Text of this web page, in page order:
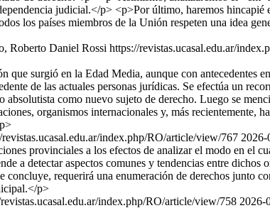
judicial.</p> <p>Por último, haremos
los países miembros de la Unión respeten una idea
Roberto Daniel Rossi https://revistas.ucasal.edu.ar/
que surgió en la Edad Media, aunque con antecedentes
de las actuales personas jurídicas. Se efectúa un
como nuevo sujeto de derecho. Luego se
organismos internacionales y, más recientemente,
revistas.ucasal.edu.ar/index.php/RO/article/view/767
provinciales a los efectos de analizar el modo en el
a detectar aspectos comunes y tendencias entre
requerirá una enumeración de derechos junto
p>
index.php/RO/article/view/758 2026-